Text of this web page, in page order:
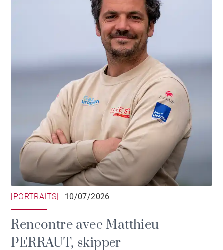
[PORTRAITS] 10/07/2026
Rencontre avec Matthieu
PERRAUT, skipper